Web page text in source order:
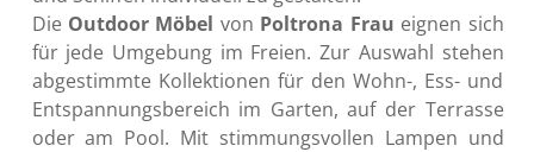
Die Outdoor Möbel von Poltrona Frau eignen sich
für jede Umgebung im Freien. Zur Auswahl stehen
abgestimmte Kollektionen für den Wohn-, Ess- und
Entspannungsbereich im Garten, auf der Terrasse
oder am Pool. Mit stimmungsvollen Lampen und